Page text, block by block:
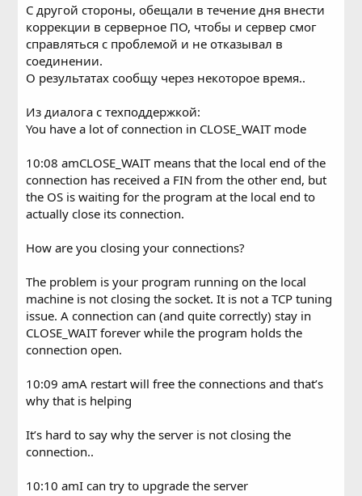
С другой стороны, обещали в течение дня внести
коррекции в серверное ПО, чтобы и сервер смог
справляться с проблемой и не отказывал в
соединении.
О результатах сообщу через некоторое время..
Из диалога с техподдержкой:
You have a lot of connection in CLOSE_WAIT mode
10:08 amCLOSE_WAIT means that the local end of the
connection has received a FIN from the other end, but
the OS is waiting for the program at the local end to
actually close its connection.
How are you closing your connections?
The problem is your program running on the local
machine is not closing the socket. It is not a TCP tuning
issue. A connection can (and quite correctly) stay in
CLOSE_WAIT forever while the program holds the
connection open.
10:09 amA restart will free the connections and that’s
why that is helping
It’s hard to say why the server is not closing the
connection..
10:10 amI can try to upgrade the server